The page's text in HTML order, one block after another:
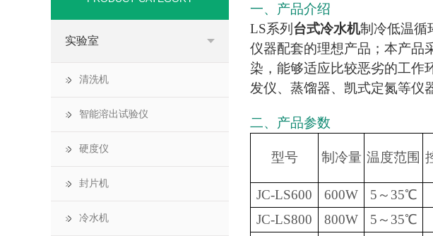
一、产品介绍
LS系列 台式冷水机制冷低温循
仪器配套的理想产品；本产品
染，能够适应比较恶劣的工作
发仪、蒸馏器、凯式定氮等仪
二、产品参数
型号 制冷量 温度范围
JC-LS600
600W 5～35℃
JC-LS800
800W 5～35℃
实验室
清洗机
智能溶出试验仪
硬度仪
封片机
冷水机